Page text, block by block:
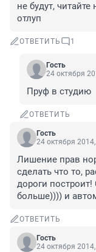
не будут,
отлуп
ОТВЕТИТЬ 1
Гость
24 октября
Пруф в студию
ОТВЕТИТЬ
Гость
24 октября
Лишение прав
сделать что то,
дороги
больше)))) и
ОТВЕТИТЬ
Гость
24 октября 2014,